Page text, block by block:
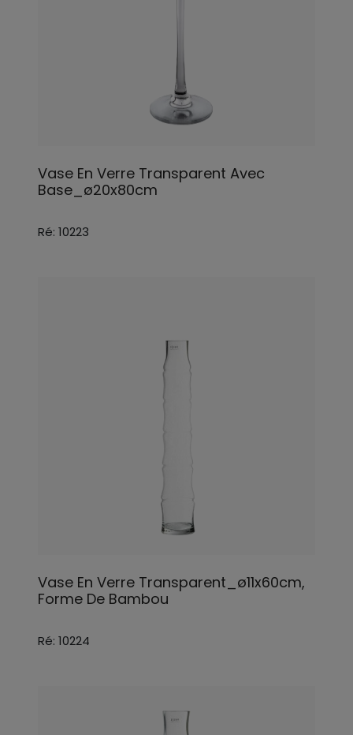
Vase En Verre Transparent Avec
Base_ø20x80cm
Ré: 10223
Vase En Verre Transparent_ø11x60cm,
Forme De Bambou
Ré: 10224